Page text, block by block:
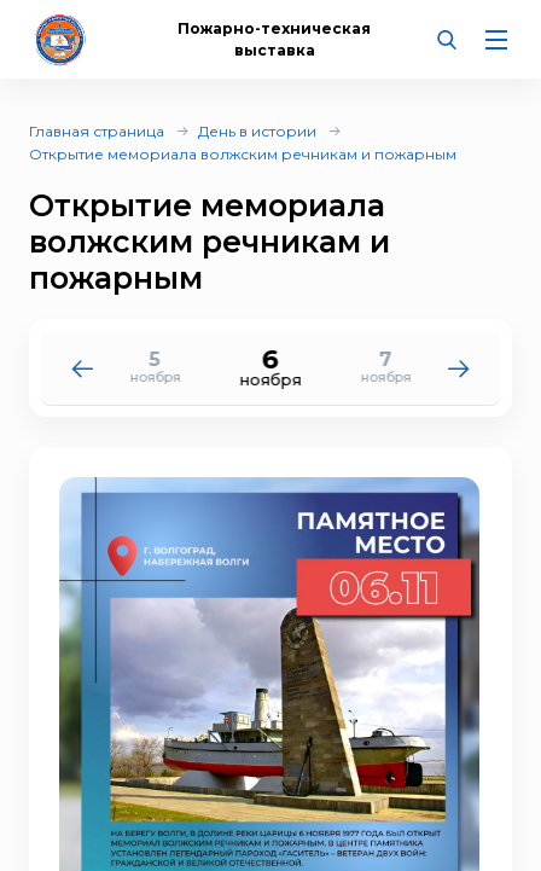
Пожарно-техническая
выставка
Главная страница
День в истории
Открытие мемориала волжским речникам и пожарным
Открытие мемориала
волжским речникам и
пожарным
5
ноября
6
ноября
7
ноября